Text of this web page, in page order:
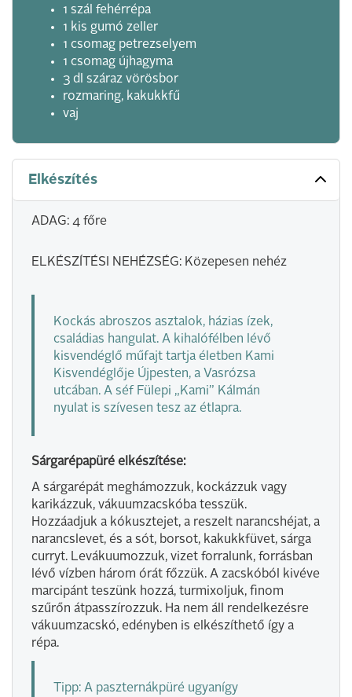
1 szál fehérrépa
1 kis gumó zeller
1 csomag petrezselyem
1 csomag újhagyma
3 dl száraz vörösbor
rozmaring, kakukkfű
vaj
Elkészítés
ADAG: 4 főre
ELKÉSZÍTÉSI NEHÉZSÉG: Közepesen nehéz
Kockás abroszos asztalok, házias ízek,
családias hangulat. A kihalófélben lévő
kisvendéglő műfajt tartja életben Kami
Kisvendéglője Újpesten, a Vasrózsa
utcában. A séf Fülepi „Kami” Kálmán
nyulat is szívesen tesz az étlapra.
Sárgarépapüré elkészítése:
A sárgarépát meghámozzuk, kockázzuk vagy
karikázzuk, vákuumzacskóba tesszük.
Hozzáadjuk a kókusztejet, a reszelt narancshéjat, a
narancslevet, és a sót, borsot, kakukkfüvet, sárga
curryt. Levákuumozzuk, vizet forralunk, forrásban
lévő vízben három órát főzzük. A zacskóból kivéve
marcipánt teszünk hozzá, turmixoljuk, finom
szűrőn átpasszírozzuk. Ha nem áll rendelkezésre
vákuumzacskó, edényben is elkészíthető így a
répa.
Tipp: A paszternákpüré ugyanígy